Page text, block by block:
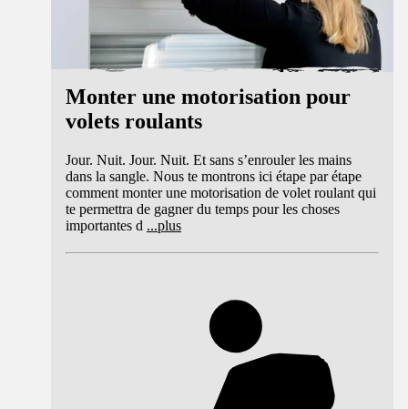
Monter une motorisation pour
volets roulants
Jour. Nuit. Jour. Nuit. Et sans s’enrouler les mains
dans la sangle. Nous te montrons ici étape par étape
comment monter une motorisation de volet roulant qui
te permettra de gagner du temps pour les choses
importantes d ...plus